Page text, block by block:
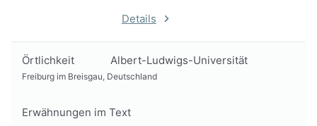
Details
Örtlichkeit Albert-Ludwigs-Universität
Freiburg im Breisgau, Deutschland
Erwähnungen im Text